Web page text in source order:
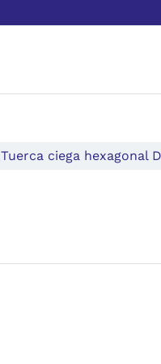
Tuerca ciega hexagonal